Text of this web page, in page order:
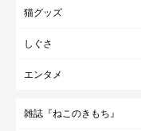
猫グッズ
しぐさ
エンタメ
雑誌『ねこのきもち』